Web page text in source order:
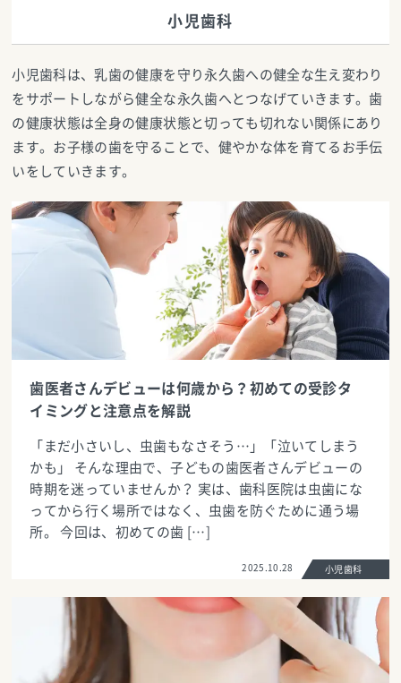
小児歯科
小児歯科は、乳歯の健康を守り永久歯への健全な生え変わり
をサポートしながら健全な永久歯へとつなげていきます。歯
の健康状態は全身の健康状態と切っても切れない関係にあり
ます。お子様の歯を守ることで、健やかな体を育てるお手伝
いをしていきます。
歯医者さんデビューは何歳から？初めての受診タ
イミングと注意点を解説
「まだ小さいし、虫歯もなさそう…」「泣いてしまう
かも」 そんな理由で、子どもの歯医者さんデビューの
時期を迷っていませんか？ 実は、歯科医院は虫歯にな
ってから行く場所ではなく、虫歯を防ぐために通う場
所。 今回は、初めての歯 […]
2025.10.28 小児歯科